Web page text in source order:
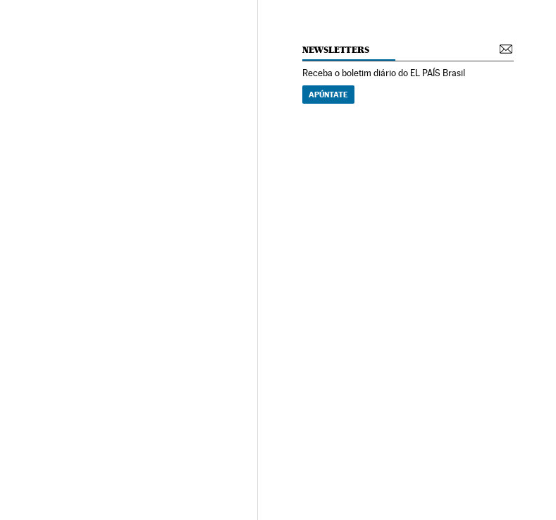
NEWSLETTERS
Receba o boletim diário do EL PAÍS Brasil
APÚNTATE